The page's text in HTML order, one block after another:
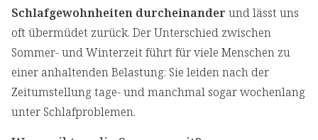
Schlafgewohnheiten durcheinander und lässt uns
oft übermüdet zurück. Der Unterschied zwischen
Sommer- und Winterzeit führt für viele Menschen zu
einer anhaltenden Belastung: Sie leiden nach der
Zeitumstellung tage- und manchmal sogar wochenlang
unter Schlafproblemen.